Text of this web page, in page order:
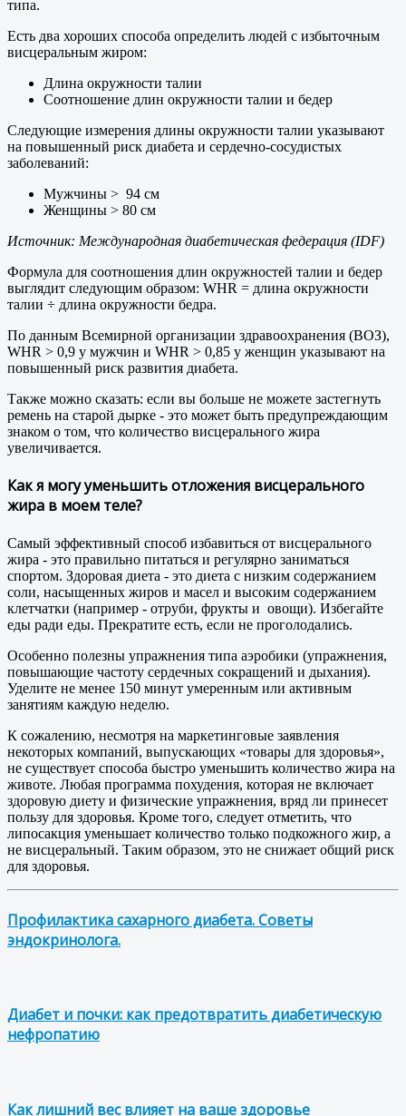
типа.
Есть два хороших способа определить людей с избыточным
висцеральным жиром:
Длина окружности талии
Соотношение длин окружности талии и бедер
Следующие измерения длины окружности талии указывают
на повышенный риск диабета и сердечно-сосудистых
заболеваний:
Мужчины > 94 см
Женщины > 80 см
Источник: Международная диабетическая федерация (IDF)
Формула для соотношения длин окружностей талии и бедер
выглядит следующим образом: WHR = длина окружности
талии ÷ длина окружности бедра.
По данным Всемирной организации здравоохранения (ВОЗ),
WHR > 0,9 у мужчин и WHR > 0,85 у женщин указывают на
повышенный риск развития диабета.
Также можно сказать: если вы больше не можете застегнуть
ремень на старой дырке - это может быть предупреждающим
знаком о том, что количество висцерального жира
увеличивается.
Как я могу уменьшить отложения висцерального
жира в моем теле?
Самый эффективный способ избавиться от висцерального
жира - это правильно питаться и регулярно заниматься
спортом. Здоровая диета - это диета с низким содержанием
соли, насыщенных жиров и масел и высоким содержанием
клетчатки (например - отруби, фрукты и ​ овощи). Избегайте
еды ради еды. Прекратите есть, если не проголодались.
Особенно полезны упражнения типа аэробики (упражнения,
повышающие частоту сердечных сокращений и дыхания).
Уделите не менее 150 минут умеренным или активным
занятиям каждую неделю.
К сожалению, несмотря на маркетинговые заявления
некоторых компаний, выпускающих «товары для здоровья»,
не существует способа быстро уменьшить количество жира на
животе. Любая программа похудения, которая не включает
здоровую диету и физические упражнения, вряд ли принесет
пользу для здоровья. Кроме того, следует отметить, что
липосакция уменьшает количество только подкожного жир, а
не висцеральный. Таким образом, это не снижает общий риск
для здоровья.
Профилактика сахарного диабета. Советы
эндокринолога.
Диабет и почки: как предотвратить диабетическую
нефропатию
Как лишний вес влияет на ваше здоровье